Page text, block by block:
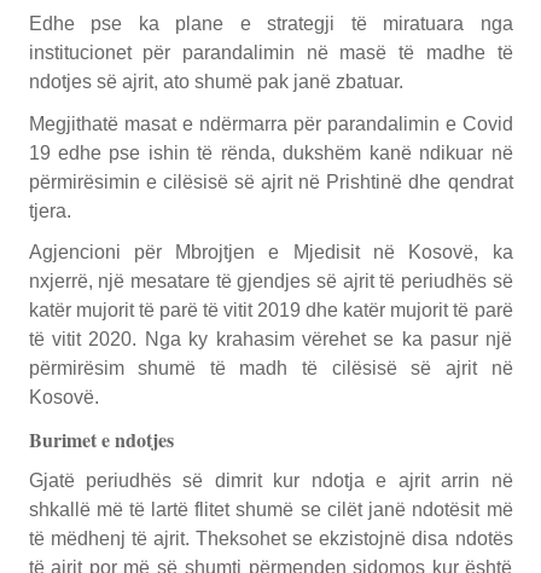
Edhe pse ka plane e strategji të miratuara nga
institucionet për parandalimin në masë të madhe të
ndotjes së ajrit, ato shumë pak janë zbatuar.
Megjithatë masat e ndërmarra për parandalimin e Covid
19 edhe pse ishin të rënda, dukshëm kanë ndikuar në
përmirësimin e cilësisë së ajrit në Prishtinë dhe qendrat
tjera.
Agjencioni për Mbrojtjen e Mjedisit në Kosovë, ka
nxjerrë, një mesatare të gjendjes së ajrit të periudhës së
katër mujorit të parë të vitit 2019 dhe katër mujorit të parë
të vitit 2020. Nga ky krahasim vërehet se ka pasur një
përmirësim shumë të madh të cilësisë së ajrit në
Kosovë.
Burimet e ndotjes
Gjatë periudhës së dimrit kur ndotja e ajrit arrin në
shkallë më të lartë flitet shumë se cilët janë ndotësit më
të mëdhenj të ajrit. Theksohet se ekzistojnë disa ndotës
të ajrit por më së shumti përmenden sidomos kur është